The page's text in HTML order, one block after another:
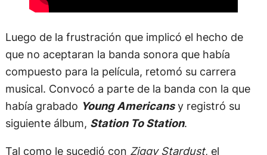
Luego de la frustración que implicó el hecho de
que no aceptaran la banda sonora que había
compuesto para la película, retomó su carrera
musical. Convocó a parte de la banda con la que
había grabado Young Americansy registró su
siguiente álbum, Station To Station.
Tal como le sucedió con Ziggy Stardust, el